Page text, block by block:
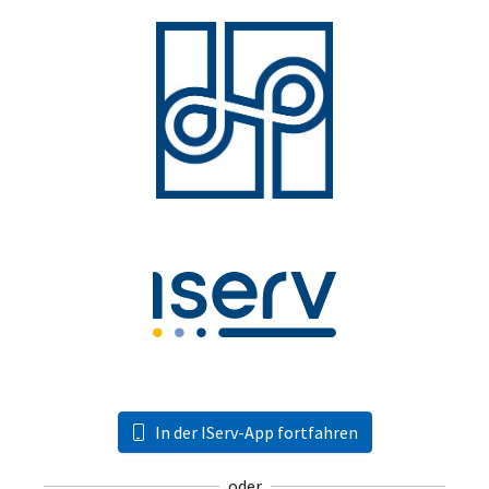
In der IServ-App fortfahren